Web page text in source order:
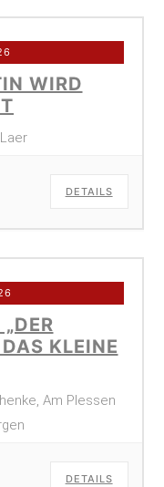
WIRD
DETAILS
KLEINE
Am Plessen
DETAILS